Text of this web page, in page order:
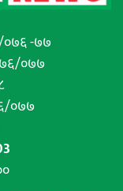
०७६ -७७
०७७
०७७